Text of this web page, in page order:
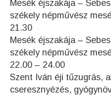
Mesék éjszakája –
székely népművész
21.30
Mesék éjszakája –
székely népművész
22.00 – 24.00
Szent Iván éji tűzugrás,
cseresznyézés,